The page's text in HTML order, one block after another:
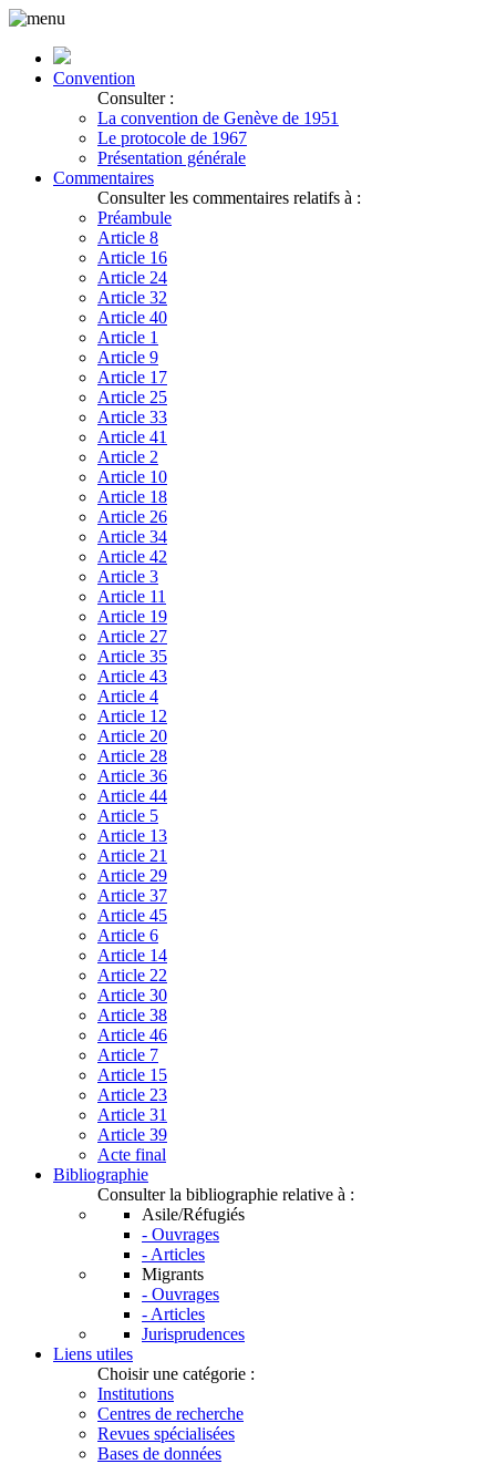
Convention
Consulter :
La convention de Genève de 1951
Le protocole de 1967
Présentation générale
Commentaires
Consulter les commentaires relatifs à :
Préambule
Article 8
Article 16
Article 24
Article 32
Article 40
Article 1
Article 9
Article 17
Article 25
Article 33
Article 41
Article 2
Article 10
Article 18
Article 26
Article 34
Article 42
Article 3
Article 11
Article 19
Article 27
Article 35
Article 43
Article 4
Article 12
Article 20
Article 28
Article 36
Article 44
Article 5
Article 13
Article 21
Article 29
Article 37
Article 45
Article 6
Article 14
Article 22
Article 30
Article 38
Article 46
Article 7
Article 15
Article 23
Article 31
Article 39
Acte final
Bibliographie
Consulter la bibliographie relative à :
Asile/Réfugiés
- Ouvrages
- Articles
Migrants
- Ouvrages
- Articles
Jurisprudences
Liens utiles
Choisir une catégorie :
Institutions
Centres de recherche
Revues spécialisées
Bases de données